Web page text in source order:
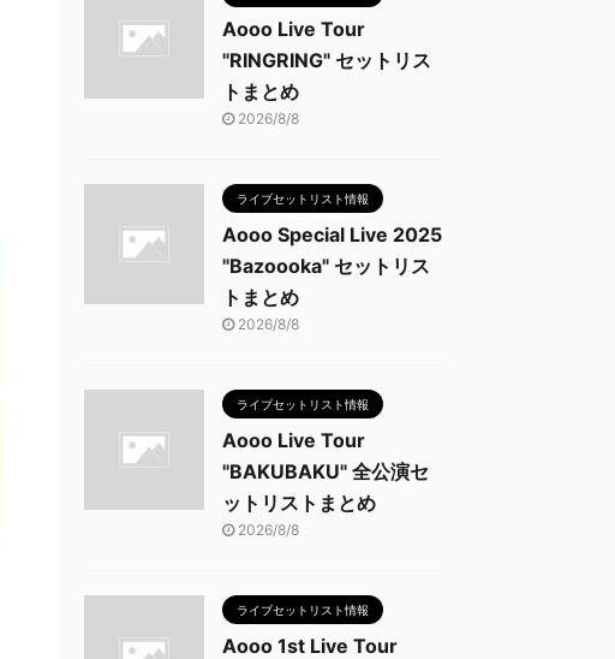
Aooo Live Tour
"RINGRING" セットリス
トまとめ
2026/8/8
ライブセットリスト情報
Aooo Special Live 2025
"Bazoooka" セットリス
トまとめ
2026/8/8
ライブセットリスト情報
Aooo Live Tour
"BAKUBAKU" 全公演セ
ットリストまとめ
2026/8/8
ライブセットリスト情報
Aooo 1st Live Tour